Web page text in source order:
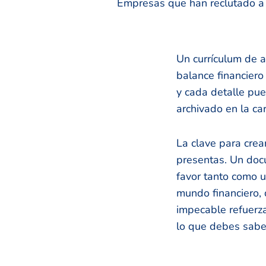
Empresas que han reclutado
Un currículum de
balance
y cada detalle
archivado en la
La clave para
presentas. Un
favor tanto como
mundo
impecable
lo que debes